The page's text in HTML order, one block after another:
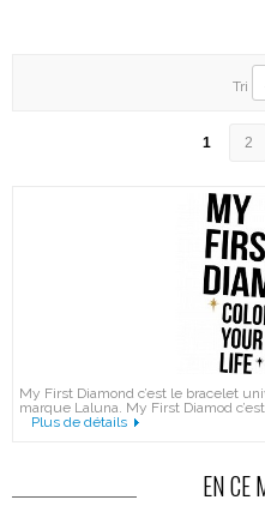
Tri
1 2
My First Diamond c’est le bracelet
marque Laluna. My First Diamod
Plus de détails
EN CE